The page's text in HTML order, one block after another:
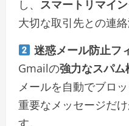
し、 スマートリマイ
大切な取引先との連絡
迷惑メール防止フ
Gmailの強力なスパム
メールを自動でブロッ
重要なメッセージだ
す。